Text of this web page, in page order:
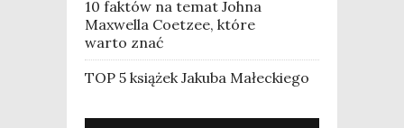
10 faktów na temat Johna
Maxwella Coetzee, które
warto znać
TOP 5 książek Jakuba Małeckiego